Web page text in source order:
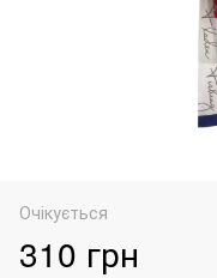
Очікується
310 грн